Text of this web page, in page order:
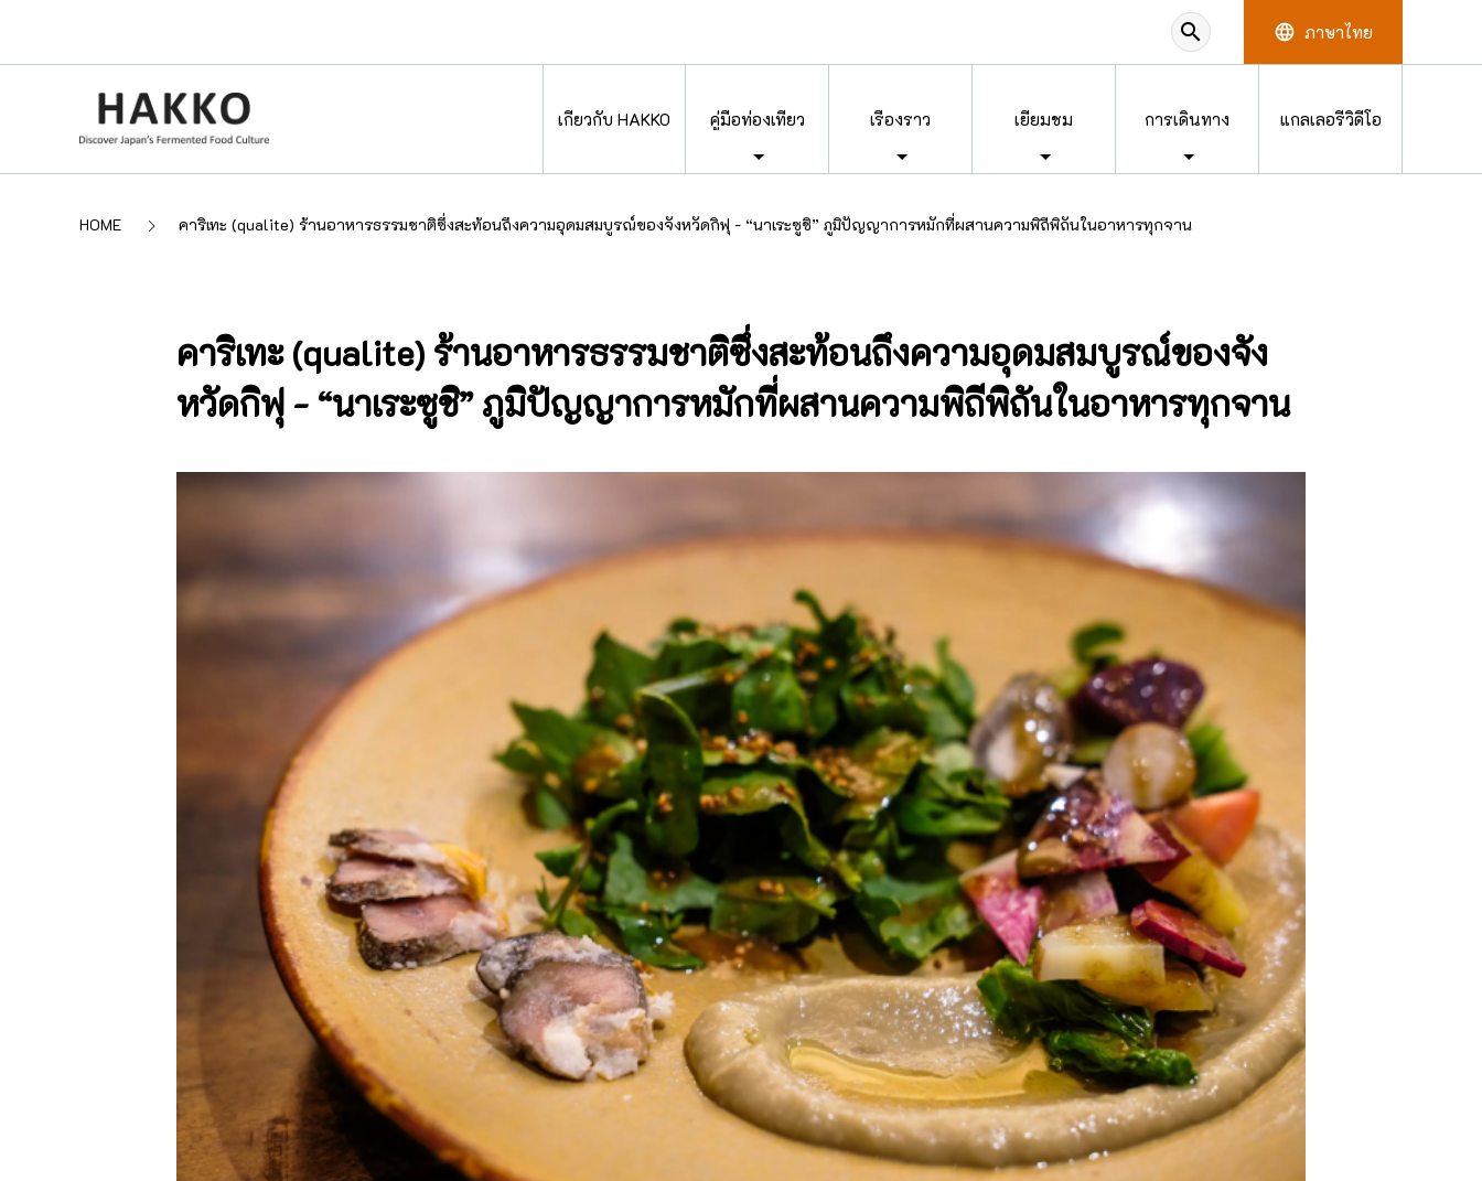
search language ภาษาไทย
เกี่ยวกับ HAKKO คู่มือท่องเที่ยว เรื่องราว เยี่ยมชม การเดินทาง แกลเลอรี่วิดีโอ
HOME คาริเทะ (qualite) ร้านอาหารธรรมชาติซึ่งสะท้อนถึงความอุดมสมบูรณ์ของจังหวัดกิฟุ - “นาเระซูชิ” ภูมิปัญญาการหมักที่ผสานความพิถีพิถันในอาหารทุกจาน
คาริเทะ (qualite) ร้านอาหารธรรมชาติซึ่งสะท้อนถึงความอุดมสมบูรณ์ของจัง
หวัดกิฟุ - “นาเระซูชิ” ภูมิปัญญาการหมักที่ผสานความพิถีพิถันในอาหารทุกจาน